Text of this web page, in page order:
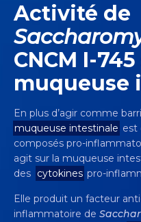
Activité de
CNCM I-
muqueuse
En plus d’agir comme
muqueuse intestinale est
composés pro-
agit sur la muqueuse
des cytokines pro-
Elle produit un facteur
inflammatoire de